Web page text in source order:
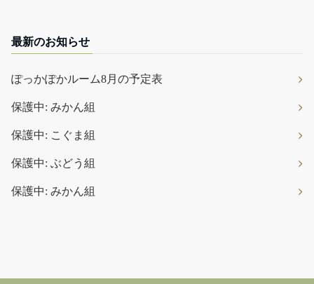
最新のお知らせ
ぽっかぽかルーム8月の予定表
保護中: みかん組
保護中: こぐま組
保護中: ぶどう組
保護中: みかん組